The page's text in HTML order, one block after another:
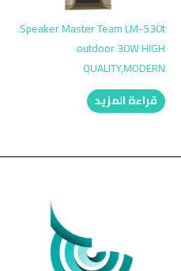
Speaker Master Team LM-530t
outdoor 30W HIGH
QUALITY,MODERN
قراءة المزيد